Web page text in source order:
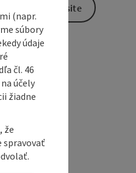
To the website
(napr.
súbory
údaje
čl. 46
účely
žiadne
že
spravovať